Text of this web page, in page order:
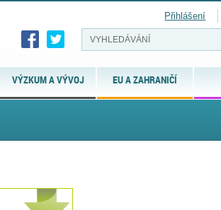
VÝZKUM A VÝVOJ EU A ZAHRANIČÍ
Přihlášení